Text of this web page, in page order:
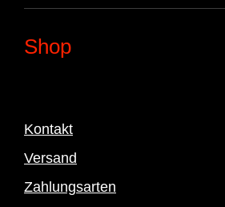
Shop
Kontakt
Versand
Zahlungsarten